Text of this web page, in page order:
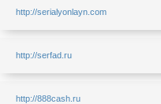
http://serialyonlayn.com
http://serfad.ru
http://888cash.ru